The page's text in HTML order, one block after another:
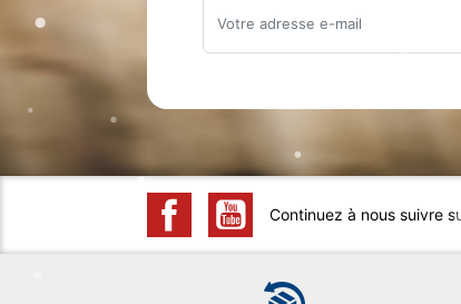
Continuez à nous suivre